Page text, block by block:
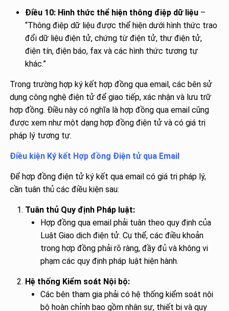
Điều 10: Hình thức thể hiện thông điệp dữ liệu –
“Thông điệp dữ liệu được thể hiện dưới hình thức trao
đổi dữ liệu điện tử, chứng từ điện tử, thư điện tử,
điện tín, điện báo, fax và các hình thức tương tự
khác.”
Trong trường hợp ký kết hợp đồng qua email, các bên sử
dụng công nghệ điện tử để giao tiếp, xác nhận và lưu trữ
hợp đồng. Điều này có nghĩa là hợp đồng qua email cũng
được xem như một dạng hợp đồng điện tử và có giá trị
pháp lý tương tự.
Điều kiện Ký kết Hợp đồng Điện tử qua Email
Để hợp đồng điện tử ký kết qua email có giá trị pháp lý,
cần tuân thủ các điều kiện sau:
Tuân thủ Quy định Pháp luật:
Hợp đồng qua email phải tuân theo quy định của
Luật Giao dịch điện tử. Cụ thể, các điều khoản
trong hợp đồng phải rõ ràng, đầy đủ và không vi
phạm các quy định pháp luật hiện hành.
Hệ thống Kiểm soát Nội bộ:
Các bên tham gia phải có hệ thống kiểm soát nội
bộ hoàn chỉnh bao gồm nhân sự, thiết bị và quy